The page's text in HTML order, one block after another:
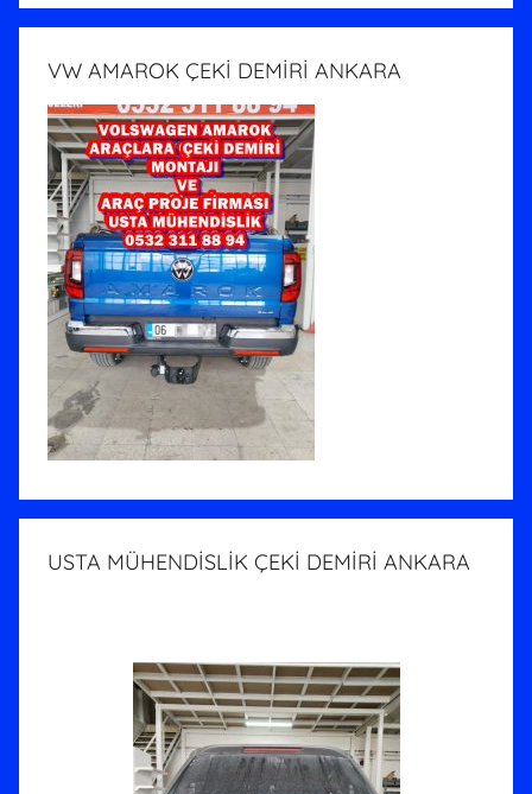
VW AMAROK ÇEKİ DEMİRİ ANKARA
USTA MÜHENDİSLİK ÇEKİ DEMİRİ ANKARA